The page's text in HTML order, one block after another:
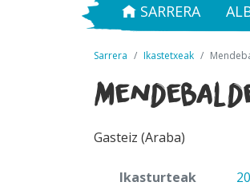
SARRERA
Sarrera Ikastetxeak
Gasteiz (Araba)
Ikasturteak